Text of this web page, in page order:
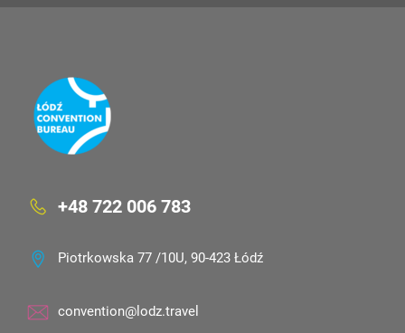
+48 722 006 783
Piotrkowska 77 /10U, 90-423 Łódź
convention@lodz.travel